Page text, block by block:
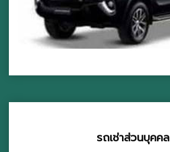
รถเช่าส่วนบุคคล